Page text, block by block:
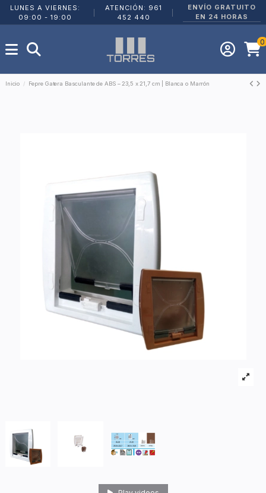
LUNES A VIERNES:
09:00 - 19:00
ATENCIÓN: 961
452 440
ENVÍO GRATUITO
EN 24 HORAS
0
Inicio Fepre Gatera Basculante de ABS – 23,5 x 21,7 cm | Blanca o Marrón